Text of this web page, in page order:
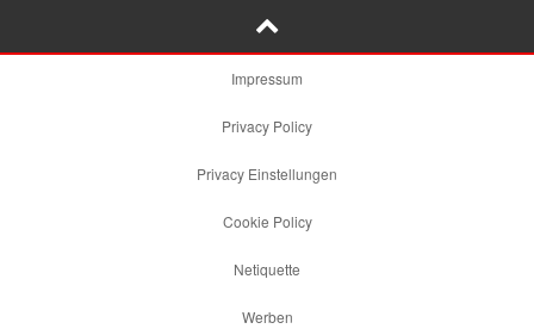
Impressum
Privacy Policy
Privacy Einstellungen
Cookie Policy
Netiquette
Werben